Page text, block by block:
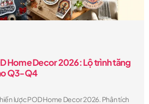
Home Decor 2026: Lộ trình tăng
Q3-Q4
lược POD Home Decor 2026. Phân tích